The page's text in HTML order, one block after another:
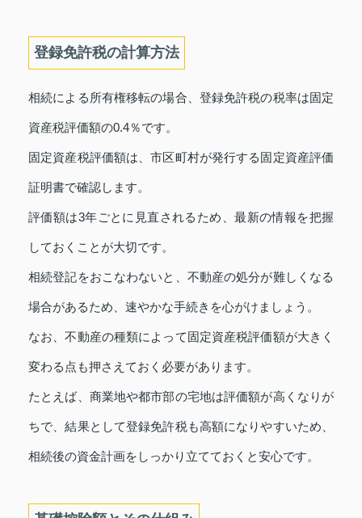
登録免許税の計算方法
相続による所有権移転の場合、登録免許税の税率は固定
資産税評価額の0.4％です。
固定資産税評価額は、市区町村が発行する固定資産評価
証明書で確認します。
評価額は3年ごとに見直されるため、最新の情報を把握
しておくことが大切です。
相続登記をおこなわないと、不動産の処分が難しくなる
場合があるため、速やかな手続きを心がけましょう。
なお、不動産の種類によって固定資産税評価額が大きく
変わる点も押さえておく必要があります。
たとえば、商業地や都市部の宅地は評価額が高くなりが
ちで、結果として登録免許税も高額になりやすいため、
相続後の資金計画をしっかり立てておくと安心です。